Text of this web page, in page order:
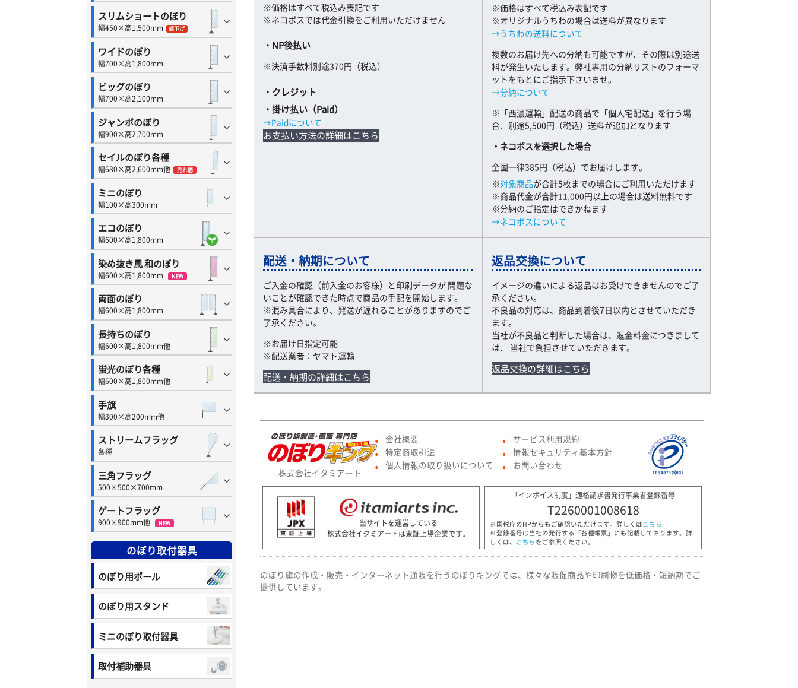
スリムショートのぼり
幅450×高1,500mm 値下げ
ワイドのぼり
幅700×高1,800mm
ビッグのぼり
幅700×高2,100mm
ジャンボのぼり
幅900×高2,700mm
セイルのぼり各種
幅680×高2,600mm他 売れ筋
ミニのぼり
幅100×高300mm
エコのぼり
幅600×高1,800mm
染め抜き風 和のぼり
幅600×高1,800mm NEW
両面のぼり
幅600×高1,800mm
長持ちのぼり
幅600×高1,800mm他
蛍光のぼり各種
幅600×高1,800mm他
手旗
幅300×高200mm他
ストリームフラッグ
各種
三角フラッグ
500×500×700mm
ゲートフラッグ
900×900mm他 NEW
のぼり取付器具
のぼり用ポール
のぼり用スタンド
ミニのぼり取付器具
取付補助器具
※価格はすべて税込み表記です
※ネコポスでは代金引換をご利用いただけません
・NP後払い
※決済手数料別途370円（税込）
・クレジット
・掛け払い（Paid）
→Paidについて
お支払い方法の詳細はこちら
※価格はすべて税込み表記です
※オリジナルうちわの場合は送料が異なります
→うちわの送料について
複数のお届け先への分納も可能ですが、その際は別途送
料が発生いたします。弊社専用の分納リストのフォーマ
ットをもとにご指示下さいませ。
→分納について
※「西濃運輸」配送の商品で「個人宅配送」を行う場
合、別途5,500円（税込）送料が追加となります
・ネコポスを選択した場合
全国一律385円（税込）でお届けします。
※対象商品が合計5枚までの場合にご利用いただけます
※商品代金が合計11,000円以上の場合は送料無料です
※分納のご指定はできかねます
→ネコポスについて
配送・納期について
ご入金の確認（前入金のお客様）と印刷データが 問題な
いことが確認できた時点で商品の手配を開始します。
※混み具合により、発送が遅れることがありますのでご
了承ください。
※お届け日指定可能
※配送業者：ヤマト運輸
配送・納期の詳細はこちら
返品交換について
イメージの違いによる返品はお受けできませんのでご了
承ください。
不良品の対応は、商品到着後7日以内とさせていただき
ます。
当社が不良品と判断した場合は、返金料金につきまして
は、 当社で負担させていただきます。
返品交換の詳細はこちら
株式会社イタミアート
● 会社概要
● 特定商取引法
● 個人情報の取り扱いについて
● サービス利用規約
● 情報セキュリティ基本方針
● お問い合わせ
当サイトを運営している
株式会社イタミアートは東証上場企業です。
「インボイス制度」適格請求書発行事業者登録番号
T2260001008618
※国税庁のHPからもご確認いただけます。詳しくは こちら
※登録番号は当社の発行する「各種帳票」にも記載しております。詳
しくは、
こちら をご参照ください。
のぼり旗の作成・販売・インターネット通販を行うのぼりキングでは、様々な販促商品や印刷物を低価格・短納期でご
提供しています。